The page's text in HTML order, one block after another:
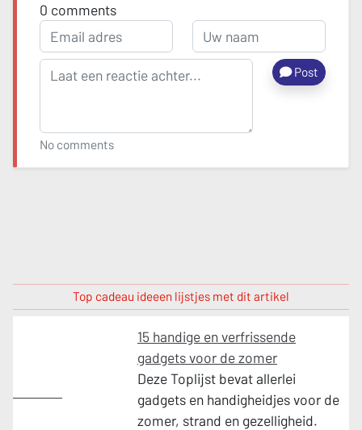
0 comments
Post
No comments
Top cadeau ideeen lijstjes met dit artikel
15 handige en verfrissende
gadgets voor de zomer
Deze Toplijst bevat allerlei
gadgets en handigheidjes voor de
zomer, strand en gezelligheid.